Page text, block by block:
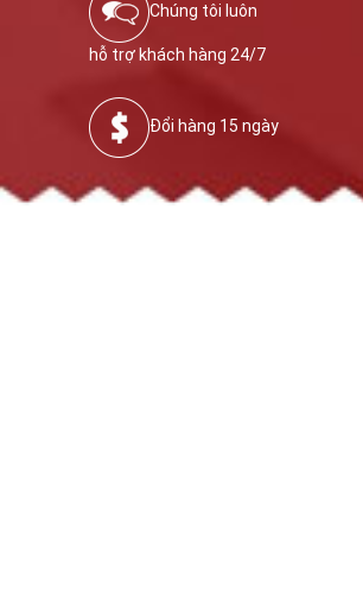
Chúng tôi luôn
hỗ trợ khách hàng 24/7
Đổi hàng 15 ngày